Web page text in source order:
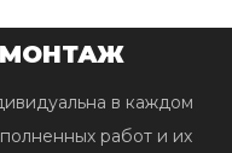
МОНТАЖ
в каждом
работ и их